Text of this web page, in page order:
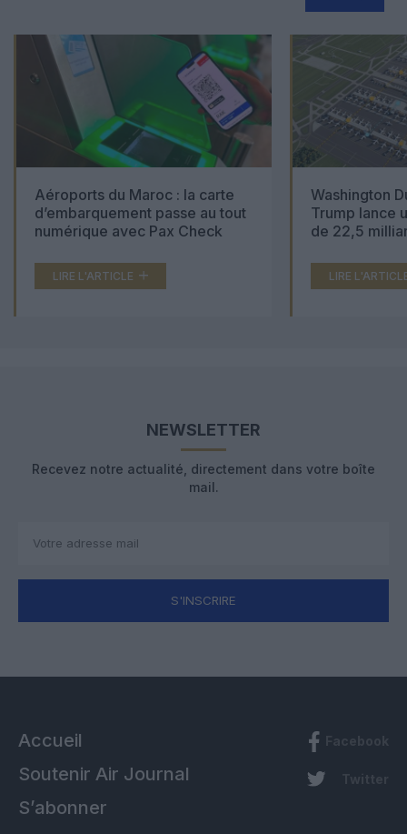
Aéroports du Maroc : la carte
d’embarquement passe au tout
numérique avec Pax Check
LIRE L'ARTICLE
Washington
Trump lance
de 22,5
LIRE
NEWSLETTER
Recevez notre actualité, directement dans votre boîte
mail.
S'INSCRIRE
Accueil
Soutenir Air Journal
S’abonner